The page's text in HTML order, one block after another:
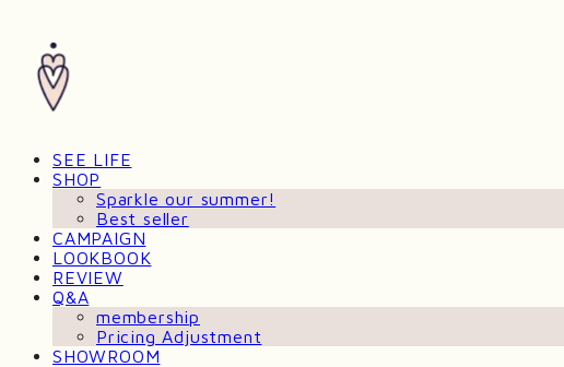
SEE LIFE
SHOP
Sparkle our summer!
Best seller
CAMPAIGN
LOOKBOOK
REVIEW
Q&A
membership
Pricing Adjustment
SHOWROOM